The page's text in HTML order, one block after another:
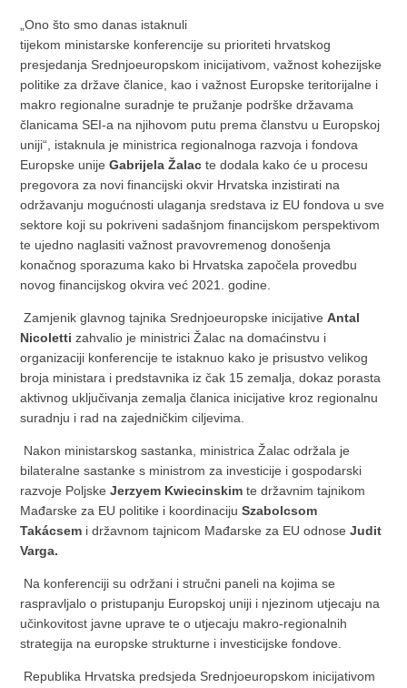
„Ono što smo danas istaknuli
tijekom ministarske konferencije su prioriteti hrvatskog
presjedanja Srednjoeuropskom inicijativom, važnost kohezijske
politike za države članice, kao i važnost Europske teritorijalne i
makro regionalne suradnje te pružanje podrške državama
članicama SEI-a na njihovom putu prema članstvu u Europskoj
uniji“, istaknula je ministrica regionalnoga razvoja i fondova
Europske unijeGabrijela Žalacte dodala kako će u procesu
pregovora za novi financijski okvir Hrvatska inzistirati na
održavanju mogućnosti ulaganja sredstava iz EU fondova u sve
sektore koji su pokriveni sadašnjom financijskom perspektivom
te ujedno naglasiti važnost pravovremenog donošenja
konačnog sporazuma kako bi Hrvatska započela provedbu
novog financijskog okvira već 2021. godine.
Zamjenik glavnog tajnika Srednjoeuropske inicijativeAntal
Nicoletti zahvalio je ministrici Žalac na domaćinstvu i
organizaciji konferencije te istaknuo kako je prisustvo velikog
broja ministara i predstavnika iz čak 15 zemalja, dokaz porasta
aktivnog uključivanja zemalja članica inicijative kroz regionalnu
suradnju i rad na zajedničkim ciljevima.
Nakon ministarskog sastanka, ministrica Žalac održala je
bilateralne sastanke s ministrom za investicije i gospodarski
razvoje PoljskeJerzyem Kwiecinskim te državnim tajnikom
Mađarske za EU politike i koordinacijuSzabolcsom
Takácsem i državnom tajnicom Mađarske za EU odnoseJudit
Varga.
Na konferenciji su održani i stručni paneli na kojima se
raspravljalo o pristupanju Europskoj uniji i njezinom utjecaju na
učinkovitost javne uprave te o utjecaju makro-regionalnih
strategija na europske strukturne i investicijske fondove.
Republika Hrvatska predsjeda Srednjoeuropskom inicijativom